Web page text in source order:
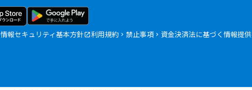
情報セキュリティ基本方針 利用規約 禁止事項 資金決済法に基づく情報提供